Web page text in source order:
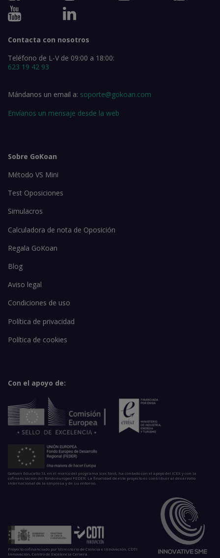
Contacta con nosotros
Teléfono de L-V de 09:00 a 18:00:
623 19 42 93
Mándanos un email a: soporte@gokoan.com
Envíanos un mensaje desde la web
Sobre GoKoan
Método VS Mini
Test Oposiciones
Simulacros
Calculadora de nota de Oposición
Regala GoKoan
Blog
Aviso legal
Condiciones de uso
Política de privacidad
Política de cookies
Con el apoyo de:
GoKoan Educatio SL en el marco del programa Icex Next, ha contado con el apoyo del ICEX y con la
cofinanciación del fondo europeo FEDER. La finalidad de este proyecto es contribuir al desarrollo
internacional de la empresa y de su entorno.
Proyecto cofinanciado por Ministerio de Ciencia e Innovación, CDTI
Innovación, Centro de Excelencia Cervera.